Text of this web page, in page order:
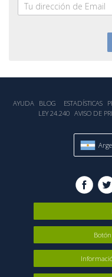
AYUDA BLOG ESTADÍSTICA‎S
LEY 24.240 AVISO DE